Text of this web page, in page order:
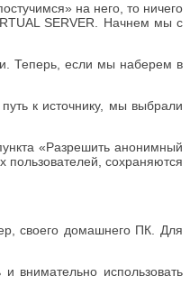
на него, то ничего
SERVER. Начнем мы с
Теперь, если мы наберем в
к источнику, мы выбрали
«Разрешить анонимный
пользователей, сохраняются
своего домашнего ПК. Для
внимательно использовать